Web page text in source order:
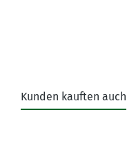
Kunden kauften auch